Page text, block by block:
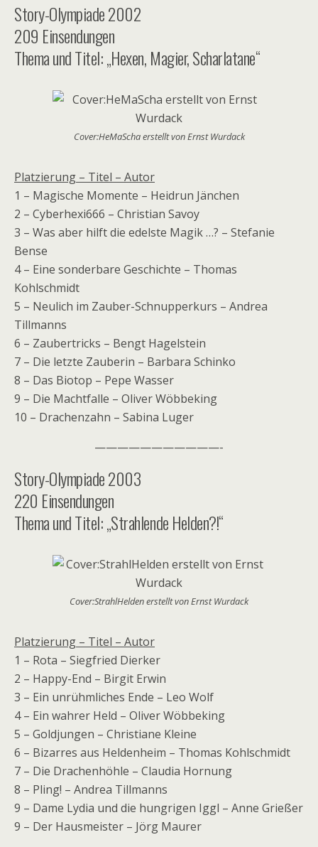
Story-Olympiade 2002
209 Einsendungen
Thema und Titel: „Hexen, Magier, Scharlatane“
Cover:HeMaScha erstellt von Ernst Wurdack
Platzierung – Titel – Autor
1 – Magische Momente – Heidrun Jänchen
2 – Cyberhexi666 – Christian Savoy
3 – Was aber hilft die edelste Magik …? – Stefanie
Bense
4 – Eine sonderbare Geschichte – Thomas
Kohlschmidt
5 – Neulich im Zauber-Schnupperkurs – Andrea
Tillmanns
6 – Zaubertricks – Bengt Hagelstein
7 – Die letzte Zauberin – Barbara Schinko
8 – Das Biotop – Pepe Wasser
9 – Die Machtfalle – Oliver Wöbbeking
10 – Drachenzahn – Sabina Luger
———————————-
Story-Olympiade 2003
220 Einsendungen
Thema und Titel: „Strahlende Helden?!“
Cover:StrahlHelden erstellt von Ernst Wurdack
Platzierung – Titel – Autor
1 – Rota – Siegfried Dierker
2 – Happy-End – Birgit Erwin
3 – Ein unrühmliches Ende – Leo Wolf
4 – Ein wahrer Held – Oliver Wöbbeking
5 – Goldjungen – Christiane Kleine
6 – Bizarres aus Heldenheim – Thomas Kohlschmidt
7 – Die Drachenhöhle – Claudia Hornung
8 – Pling! – Andrea Tillmanns
9 – Dame Lydia und die hungrigen Iggl – Anne Grießer
9 – Der Hausmeister – Jörg Maurer